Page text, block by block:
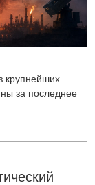
крупнейших
за последнее